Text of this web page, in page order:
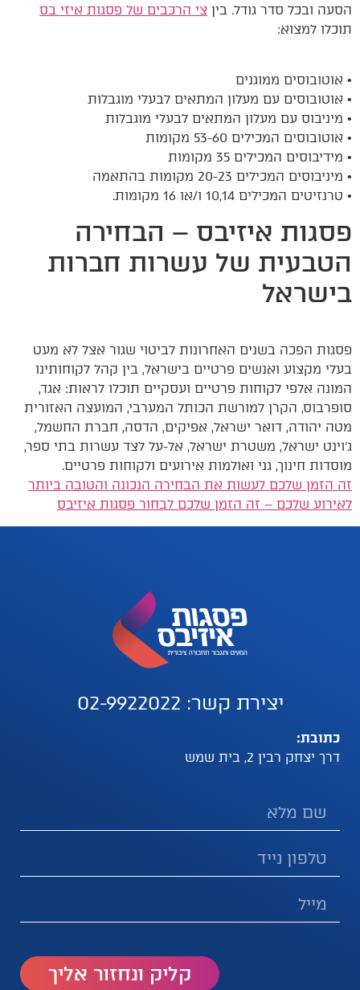
הסעה ובכל סדר גודל. בין צי הרכבים של פסגות איזי בס
תוכלו למצוא:
• אוטובוסים ממוגנים
• אוטובוסים עם מעלון המתאים לבעלי מוגבלות
• מיניבוס עם מעלון המתאים לבעלי מוגבלות
• אוטובוסים המכילים 53-60 מקומות
• מידיבוסים המכילים 35 מקומות
• מיניבוסים המכילים 20-23 מקומות בהתאמה
• טרנזיטים המכילים 10,14 ו/או 16 מקומות.
פסגות איזיבס – הבחירה
הטבעית של עשרות חברות
בישראל
פסגות הפכה בשנים האחרונות לביטוי שגור אצל לא מעט
בעלי מקצוע ואנשים פרטיים בישראל, בין קהל לקוחותינו
המונה אלפי לקוחות פרטיים ועסקיים תוכלו לראות: אגד,
סופרבוס, הקרן למורשת הכותל המערבי, המועצה האזורית
מטה יהודה, דואר ישראל, אפיקים, הדסה, חברת החשמל,
ג'וינט ישראל, משטרת ישראל, אל-על לצד עשרות בתי ספר,
מוסדות חינוך, גני ואולמות אירועים ולקוחות פרטיים.
זה הזמן שלכם לעשות את הבחירה הנכונה והטובה ביותר
לאירוע שלכם – זה הזמן שלכם לבחור פסגות איזיבס
יצירת קשר: 02-9922022
כתובת:
דרך יצחק רבין 2, בית שמש
קליק ונחזור אליך